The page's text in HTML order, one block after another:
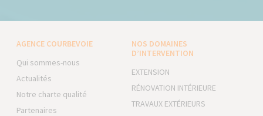
AGENCE COURBEVOIE
Qui sommes-nous
Actualités
Notre charte qualité
Partenaires
NOS DOMAINES
D’INTERVENTION
EXTENSION
RÉNOVATION INTÉRIEURE
TRAVAUX EXTÉRIEURS